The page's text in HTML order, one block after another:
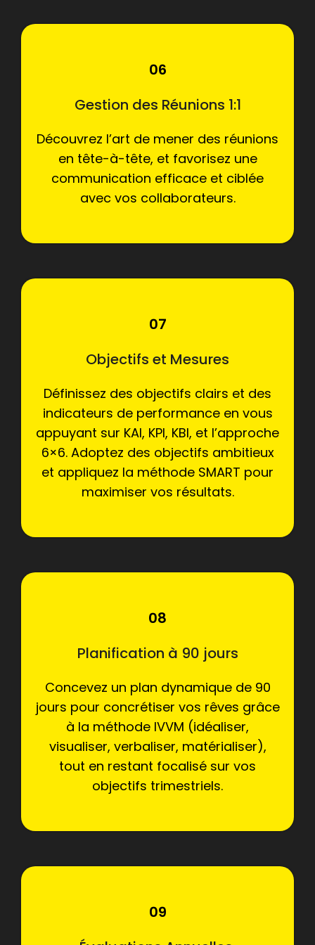
06
Gestion des Réunions 1:1
Découvrez l’art de mener des réunions
en tête-à-tête, et favorisez une
communication efficace et ciblée
avec vos collaborateurs.
07
Objectifs et Mesures
Définissez des objectifs clairs et des
indicateurs de performance en vous
appuyant sur KAI, KPI, KBI, et l’approche
6×6. Adoptez des objectifs ambitieux
et appliquez la méthode SMART pour
maximiser vos résultats.
08
Planification à 90 jours
Concevez un plan dynamique de 90
jours pour concrétiser vos rêves grâce
à la méthode IVVM (idéaliser,
visualiser, verbaliser, matérialiser),
tout en restant focalisé sur vos
objectifs trimestriels.
09